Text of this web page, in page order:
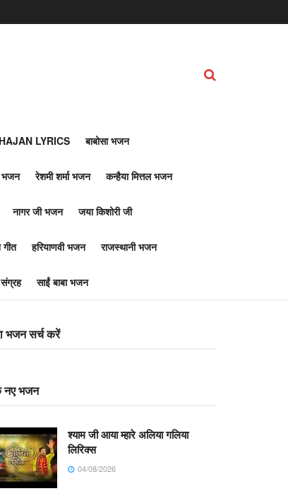
LYRICS बाबोसा भजन
भजन रेशमी शर्मा भजन कन्हैया मित्तल भजन
नागर जी भजन जया किशोरी जी
हरियाणवी भजन राजस्थानी भजन
साईं बाबा भजन
भजन सर्च करें
भजन
श्याम जी आया म्हारे अलिया गलिया
लिरिक्स
04/08/2026